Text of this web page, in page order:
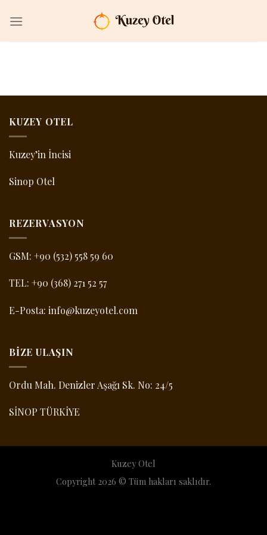
atla
KUZEY OTEL
Kuzey’in İncisi
Sinop Otel
REZERVASYON
GSM: +90 (532) 558 59 60
TEL: +90 (368) 271 52 57
E-Posta: info@kuzeyotel.com
BIZE ULAŞIN
Ordu Mah. Denizler Aşağı Sk. No: 24/5
SİNOP TÜRKİYE
Kuzey Otel
Copyright 2026 © Tüm hakları saklıdır.